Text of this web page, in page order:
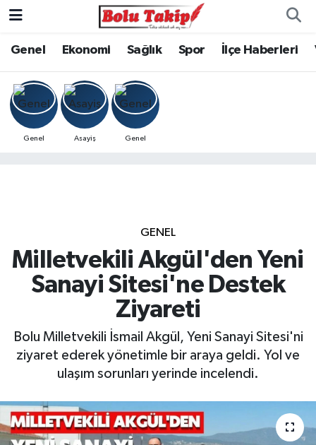
Genel Ekonomi Sağlık Spor İlçe Haberleri
Genel Asayiş Genel
GENEL
Milletvekili Akgül'den Yeni
Sanayi Sitesi'ne Destek
Ziyareti
Bolu Milletvekili İsmail Akgül, Yeni Sanayi Sitesi'ni
ziyaret ederek yönetimle bir araya geldi. Yol ve
ulaşım sorunları yerinde incelendi.